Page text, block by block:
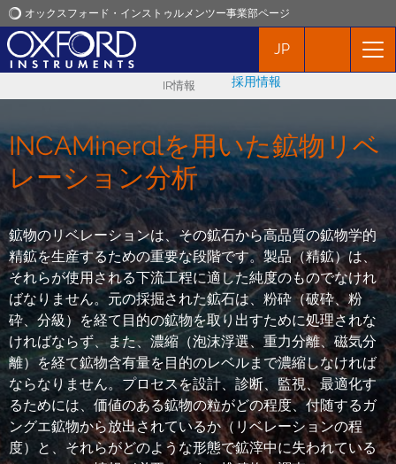
オックスフォード・インストゥルメンツー事業部ページ
オックスフォード・インストゥルメンツ
アプリケーション
プロダクト
ニュース
イベント
お問い合わせ
JP
IR情報 採用情報
INCAMineralを用いた鉱物リベ
レーション分析
鉱物のリベレーションは、その鉱石から高品質の鉱物学的
精鉱を生産するための重要な段階です。製品（精鉱）は、
それらが使用される下流工程に適した純度のものでなけれ
ばなりません。元の採掘された鉱石は、粉砕（破砕、粉
砕、分級）を経て目的の鉱物を取り出すために処理されな
ければならず、また、濃縮（泡沫浮選、重力分離、磁気分
離）を経て鉱物含有量を目的のレベルまで濃縮しなければ
ならなりません。プロセスを設計、診断、監視、最適化す
るためには、価値のある鉱物の粒がどの程度、付随するガ
ングエ鉱物から放出されているか（リベレーションの程
度）と、それらがどのような形態で鉱滓中に失われている